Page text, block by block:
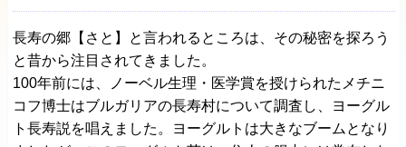
長寿の郷【さと】と言われるところは、その秘密を探ろう
と昔から注目されてきました。
100年前には、ノーベル生理・医学賞を授けられたメチニ
コフ博士はブルガリアの長寿村について調査し、ヨーグル
ト長寿説を唱えました。ヨーグルトは大きなブームとなり